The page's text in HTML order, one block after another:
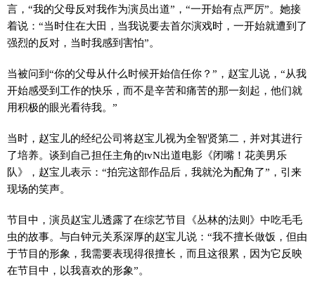
言，“我的父母反对我作为演员出道”，“一开始有点严厉”。她接
着说：“当时住在大田，当我说要去首尔演戏时，一开始就遭到了
强烈的反对，当时我感到害怕”。
当被问到“你的父母从什么时候开始信任你？”，赵宝儿说，“从我
开始感受到工作的快乐，而不是辛苦和痛苦的那一刻起，他们就
用积极的眼光看待我。”
当时，赵宝儿的经纪公司将赵宝儿视为全智贤第二，并对其进行
了培养。谈到自己担任主角的tvN出道电影《闭嘴！花美男乐
队》，赵宝儿表示：“拍完这部作品后，我就沦为配角了”，引来
现场的笑声。
节目中，演员赵宝儿透露了在综艺节目《丛林的法则》中吃毛毛
虫的故事。与白钟元关系深厚的赵宝儿说：“我不擅长做饭，但由
于节目的形象，我需要表现得很擅长，而且这很累，因为它反映
在节目中，以我喜欢的形象”。